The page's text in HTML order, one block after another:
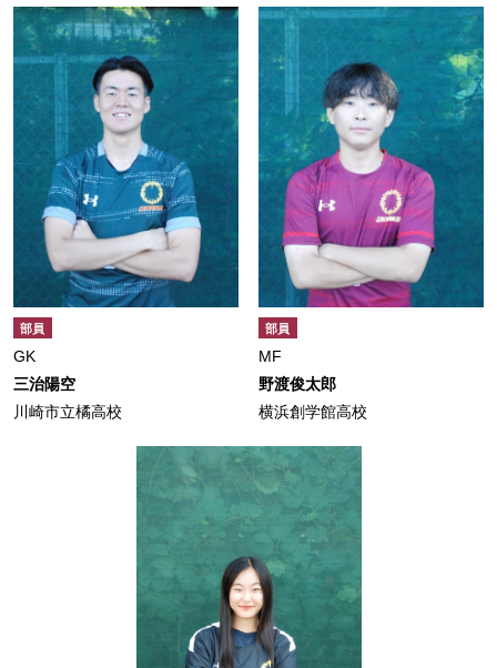
部員
GK
三治陽空
川崎市立橘高校
部員
MF
野渡俊太郎
横浜創学館高校